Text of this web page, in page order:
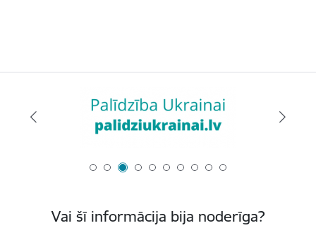
Vai šī informācija bija noderīga?